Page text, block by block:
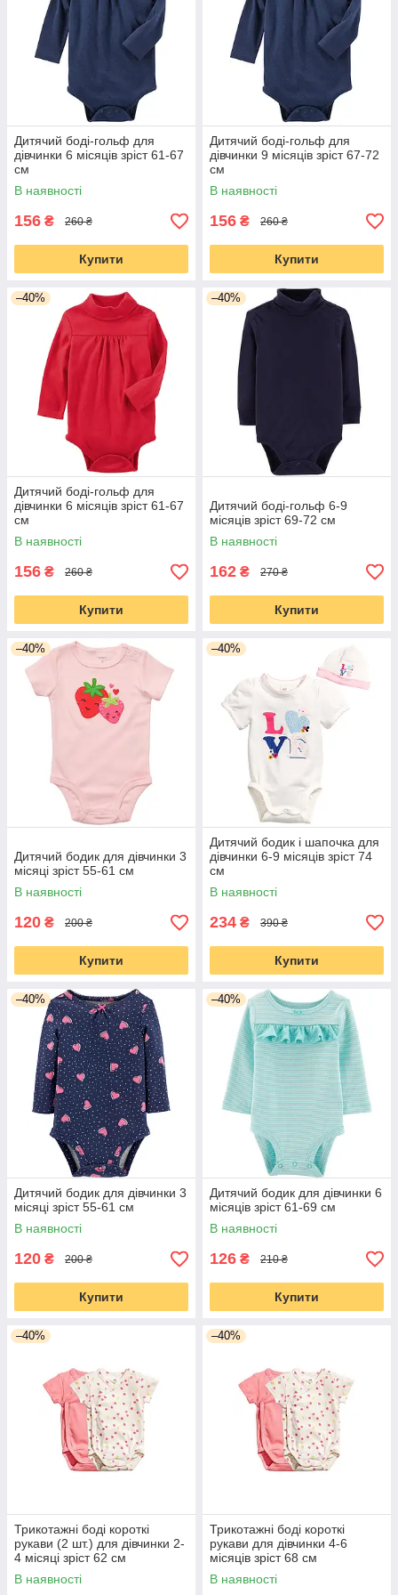
подразнень. Тому краще всього вибирати чоловічків з
натуральних тканин і строго за розміром малюка.
Дитячий боді-гольф для
дівчинки 6 місяців зріст 61-67
см
В наявності
156 ₴ 260 ₴
Купити
Дитячий боді-гольф для
дівчинки 9 місяців зріст 67-72
см
В наявності
156 ₴ 260 ₴
Купити
–40%
Дитячий боді-гольф для
дівчинки 6 місяців зріст 61-67
см
В наявності
156 ₴ 260 ₴
Купити
–40%
Дитячий боді-гольф 6-9
місяців зріст 69-72 см
В наявності
162 ₴ 270 ₴
Купити
–40%
Дитячий бодик для дівчинки 3
місяці зріст 55-61 см
В наявності
120 ₴ 200 ₴
Купити
–40%
Дитячий бодик і шапочка для
дівчинки 6-9 місяців зріст 74
см
В наявності
234 ₴ 390 ₴
Купити
–40%
Дитячий бодик для дівчинки 3
місяці зріст 55-61 см
В наявності
120 ₴ 200 ₴
Купити
–40%
Дитячий бодик для дівчинки 6
місяців зріст 61-69 см
В наявності
126 ₴ 210 ₴
Купити
–40%
Трикотажні боді короткі
рукави (2 шт.) для дівчинки 2-
4 місяці зріст 62 см
В наявності
–40%
Трикотажні боді короткі
рукави для дівчинки 4-6
місяців зріст 68 см
В наявності